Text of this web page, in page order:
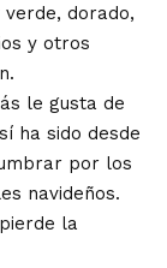
dorado,
y otros
le gusta de
ha sido desde
por los
navideños.
la